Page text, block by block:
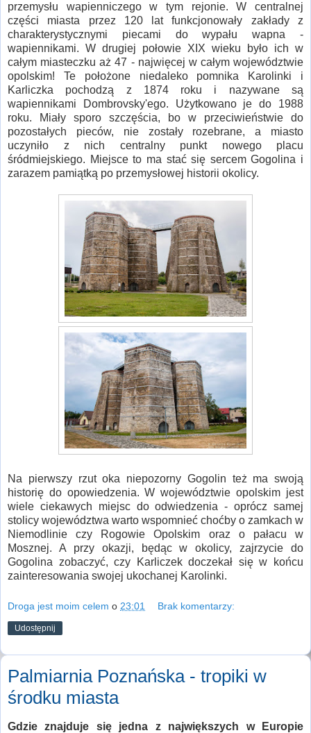
przemysłu wapienniczego w tym rejonie. W centralnej
części miasta przez 120 lat funkcjonowały zakłady z
charakterystycznymi piecami do wypału wapna -
wapiennikami. W drugiej połowie XIX wieku było ich w
całym miasteczku aż 47 - najwięcej w całym województwie
opolskim! Te położone niedaleko pomnika Karolinki i
Karliczka pochodzą z 1874 roku i nazywane są
wapiennikami Dombrovsky'ego. Użytkowano je do 1988
roku. Miały sporo szczęścia, bo w przeciwieństwie do
pozostałych pieców, nie zostały rozebrane, a miasto
uczyniło z nich centralny punkt nowego placu
śródmiejskiego. Miejsce to ma stać się sercem Gogolina i
zarazem pamiątką po przemysłowej historii okolicy.
Na pierwszy rzut oka niepozorny Gogolin też ma swoją
historię do opowiedzenia. W województwie opolskim jest
wiele ciekawych miejsc do odwiedzenia - oprócz samej
stolicy województwa warto wspomnieć choćby o zamkach w
Niemodlinie czy Rogowie Opolskim oraz o pałacu w
Mosznej. A przy okazji, będąc w okolicy, zajrzycie do
Gogolina zobaczyć, czy Karliczek doczekał się w końcu
zainteresowania swojej ukochanej Karolinki.
Droga jest moim celem o 23:01 Brak komentarzy:
Udostępnij
Palmiarnia Poznańska - tropiki w
środku miasta
Gdzie znajduje się jedna z największych w Europie